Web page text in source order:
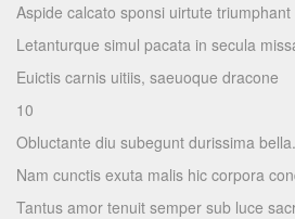
Aspide calcato sponsi uirtute triumphant
Letanturque simul pacata in secula
Euictis carnis uitiis, saeuoque dracone
10
Obluctante diu subegunt durissima bella.
Nam cunctis exuta malis hic corpora
Tantus amor tenuit semper sub luce